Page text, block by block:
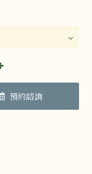
預約諮詢